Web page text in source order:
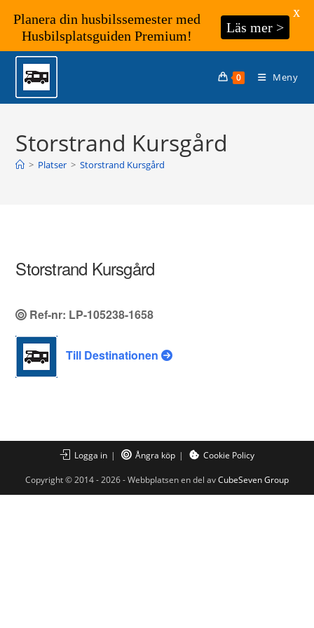
Hoppa
innehållet
0 Meny
Storstrand Kursgård
> Platser > Storstrand Kursgård
Storstrand Kursgård
Ref-nr: LP-105238-1658
Till Destinationen
Logga in Ångra köp Cookie Policy
Copyright © 2014 - 2026 - Webbplatsen en del avCubeSeven Group
Planera din husbilssemester med
Husbilsplatsguiden Premium!
Läs mer >
X